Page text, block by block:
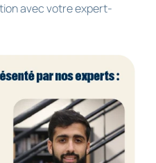
avec votre expert-